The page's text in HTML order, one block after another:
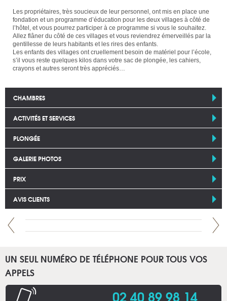
Les propriétaires, très soucieux de leur personnel, ont mis en place une
fondation et un programme d’éducation pour les deux villages à côté de
l’hôtel, et vous pourrez participer à ce programme si vous le souhaitez.
Allez flâner du côté de ces villages et vous reviendrez émerveillés par la
gentillesse de leurs habitants et les rires des enfants.
Les enfants des villages ont cruellement besoin de matériel pour l’école,
s’il vous reste quelques kilos dans votre sac de plongée, les cahiers,
crayons et autres seront très appréciés…
CHAMBRES
ACTIVITÉS ET SERVICES
PLONGÉE
GALERIE PHOTOS
PRIX
AVIS CLIENTS
UN SEUL NUMÉRO DE TÉLÉPHONE POUR TOUS VOS
APPELS
02 40 89 98 14